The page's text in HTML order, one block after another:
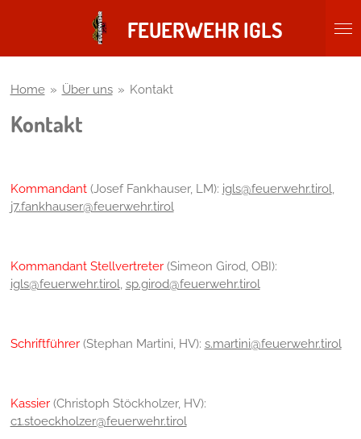
FEUERWEHR IGLS
Home » Über uns » Kontakt
Kontakt
Kommandant (Josef Fankhauser, LM): igls@feuerwehr.tirol,
j7.fankhauser@feuerwehr.tirol
Kommandant Stellvertreter (Simeon Girod, OBI):
igls@feuerwehr.tirol, sp.girod@feuerwehr.tirol
Schriftführer (Stephan Martini, HV): s.martini@feuerwehr.tirol
Kassier (Christoph Stöckholzer, HV):
c1.stoeckholzer@feuerwehr.tirol